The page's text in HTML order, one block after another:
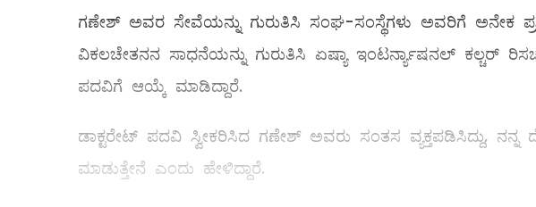
ಗಣೇಶ್ ಅವರ ಸೇವೆಯನ್ನು ಗುರುತಿಸಿ ಸಂಘ-ಸಂಸ್ಥೆಗಳು ಅವರಿಗೆ ಅನೇಕ
ವಿಕಲಚೇತನನ ಸಾಧನೆಯನ್ನು ಗುರುತಿಸಿ ಏಷ್ಯಾ ಇಂಟರ್ನ್ಯಾಷನಲ್
ಪದವಿಗೆ ಆಯ್ಕೆ ಮಾಡಿದ್ದಾರೆ.
ಡಾಕ್ಟರೇಟ್ ಪದವಿ ಸ್ವೀಕರಿಸಿದ ಗಣೇಶ್ ಅವರು ಸಂತಸ ವ್ಯಕ್ತಪಡಿಸಿದ್ದು, ನನ್ನ
ಮಾಡುತ್ತೇನೆ ಎಂದು ಹೇಳಿದ್ದಾರೆ.